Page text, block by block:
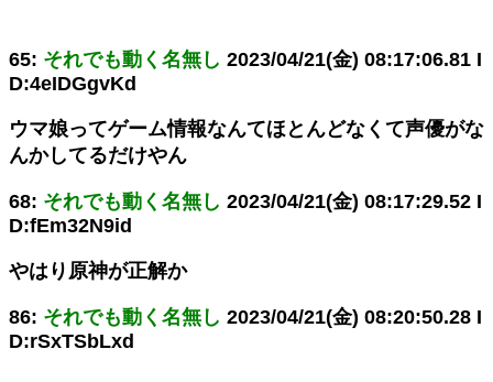
65: それでも動く名無し 2023/04/21(金) 08:17:06.81 I
D:4eIDGgvKd
ウマ娘ってゲーム情報なんてほとんどなくて声優がな
んかしてるだけやん
68: それでも動く名無し 2023/04/21(金) 08:17:29.52 I
D:fEm32N9id
やはり原神が正解か
86: それでも動く名無し 2023/04/21(金) 08:20:50.28 I
D:rSxTSbLxd